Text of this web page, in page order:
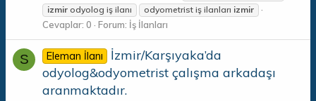
izmir odyolog iş ilanı odyometrist iş ilanları izmir
Cevaplar: 0 Forum: İş İlanları
S Eleman İlanı
İzmir/Karşıyaka’da
odyolog&odyometrist çalışma arkadaşı
aranmaktadır.